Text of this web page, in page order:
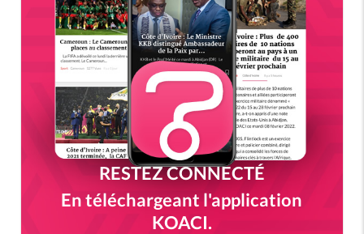
RESTEZ CONNECTÉ
En téléchargeant l'application
KOACI.